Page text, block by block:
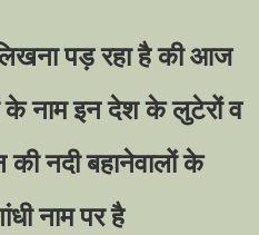
पड़ रहा है की आज
के नाम इन देश के लुटेरों व
नदी बहानेवालों के
नाम पर है